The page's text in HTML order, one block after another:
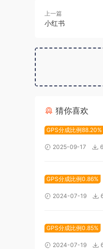
上一篇
小红书
猜你喜欢
GPS分成比例88.20%
2025-09-17
GPS分成比例0.86%
2024-07-19
GPS分成比例0.85%
2024-07-19